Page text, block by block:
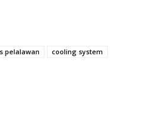
pelalawan cooling system